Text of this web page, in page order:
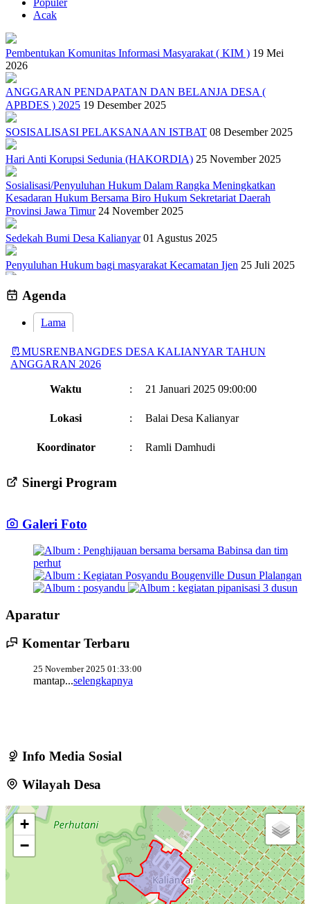
Populer
Acak
Pembentukan Komunitas Informasi Masyarakat ( KIM ) 19 Mei
2026
ANGGARAN PENDAPATAN DAN BELANJA DESA (
APBDES ) 2025 19 Desember 2025
SOSISALISASI PELAKSANAAN ISTBAT 08 Desember 2025
Hari Anti Korupsi Sedunia (HAKORDIA) 25 November 2025
Sosialisasi/Penyuluhan Hukum Dalam Rangka Meningkatkan
Kesadaran Hukum Bersama Biro Hukum Sekretariat Daerah
Provinsi Jawa Timur 24 November 2025
Sedekah Bumi Desa Kalianyar 01 Agustus 2025
Penyuluhan Hukum bagi masyarakat Kecamatan Ijen 25 Juli 2025
TANGGAP ...KEPALA DESA KALIANYAR TERJUN
LANGSUNG PEMBUATAN SANITASI 3 DUSUN BERSAMA
PT CPM08 Juli 2024
Kegiatan pemeriksaan sumber air bersih
Kolaborasi PEMDES KALIANYAR bersama warga dan PTPN 5
07 Juli 2024
PUTIH Desa Kalianyar Kecamatan Ijen Kabupaten Bondowoso
April 2025
Apel Rutin Perangkat Desa
ANGGARAN PENDAPATAN DAN BELANJA DESA (
APBDES ) 2025 19 Desember 2025
Posyandu rejomulyo 08 Mei 2025
Kegiatan menyambut tahun baru
Penyaluran Bantuan Pangan Beras Alokasi Juni-Juli
Kegiatan pemeriksaan sumber air bersih
Agenda
Lama
MUSRENBANGDES DESA KALIANYAR TAHUN
ANGGARAN 2026
Waktu : 21 Januari 2025 09:00:00
Lokasi : Balai Desa Kalianyar
Koordinator : Ramli Damhudi
Sinergi Program
Galeri Foto
Aparatur
Komentar Terbaru
waone
mantap...selengkapnya
Info Media Sosial
Wilayah Desa
+
−